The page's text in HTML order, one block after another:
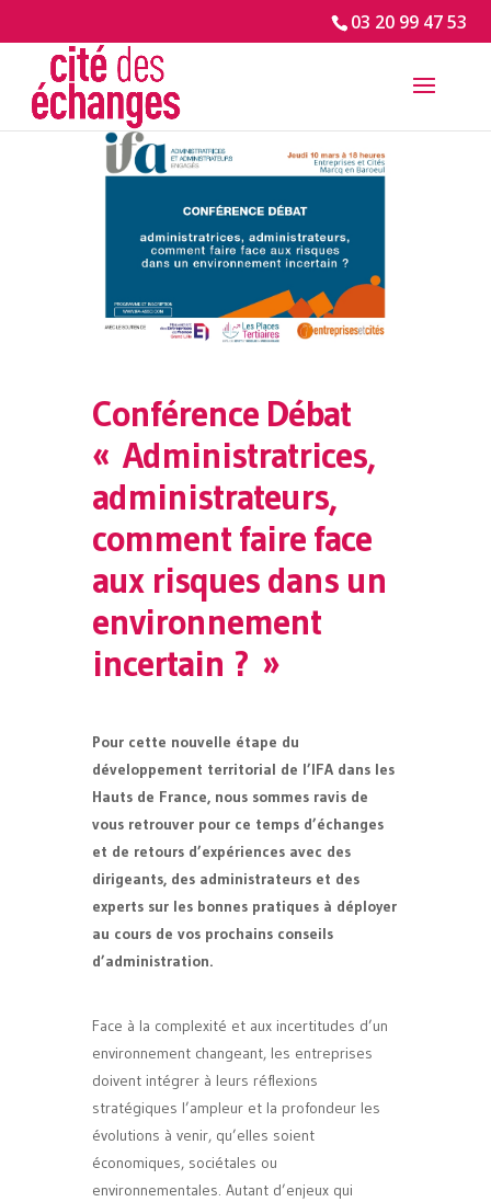
03 20 99 47 53
Conférence Débat
« Administratrices,
administrateurs,
comment faire face
aux risques dans un
environnement
incertain ? »
Pour cette nouvelle étape du
développement territorial de l’IFA dans les
Hauts de France, nous sommes ravis de
vous retrouver pour ce temps d’échanges
et de retours d’expériences avec des
dirigeants, des administrateurs et des
experts sur les bonnes pratiques à déployer
au cours de vos prochains conseils
d’administration.
Face à la complexité et aux incertitudes d’un
environnement changeant, les entreprises
doivent intégrer à leurs réflexions
stratégiques l’ampleur et la profondeur les
évolutions à venir, qu’elles soient
économiques, sociétales ou
environnementales. Autant d’enjeux qui